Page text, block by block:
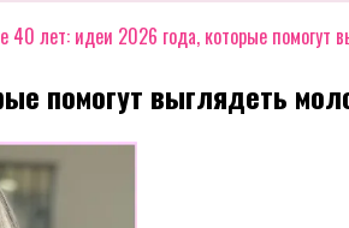
40 лет: идеи 2026 года, которые помогут
помогут выглядеть